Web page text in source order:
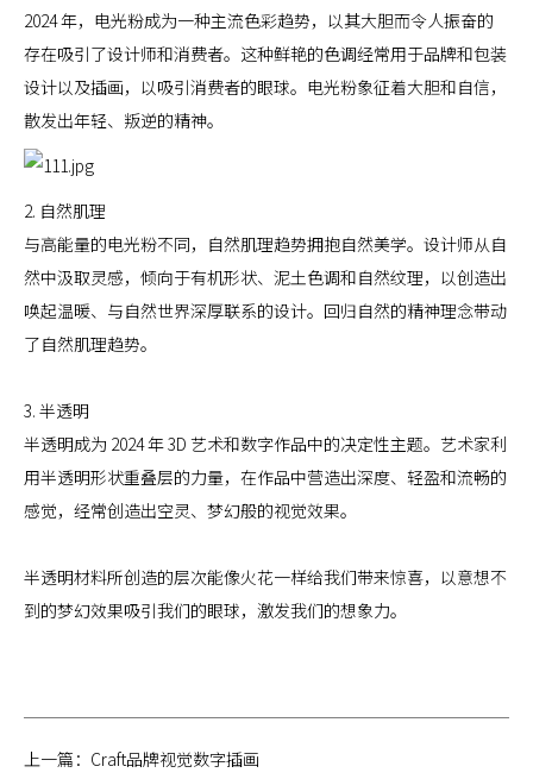
2024 年，电光粉成为一种主流色彩趋势，以其大胆而令人振奋的
存在吸引了设计师和消费者。这种鲜艳的色调经常用于品牌和包装
设计以及插画，以吸引消费者的眼球。电光粉象征着大胆和自信，
散发出年轻、叛逆的精神。
2. 自然肌理
与高能量的电光粉不同，自然肌理趋势拥抱自然美学。设计师从自
然中汲取灵感，倾向于有机形状、泥土色调和自然纹理，以创造出
唤起温暖、与自然世界深厚联系的设计。回归自然的精神理念带动
了自然肌理趋势。
3. 半透明
半透明成为 2024 年 3D 艺术和数字作品中的决定性主题。艺术家利
用半透明形状重叠层的力量，在作品中营造出深度、轻盈和流畅的
感觉，经常创造出空灵、梦幻般的视觉效果。
半透明材料所创造的层次能像火花一样给我们带来惊喜，以意想不
到的梦幻效果吸引我们的眼球，激发我们的想象力。
上一篇： Craft品牌视觉数字插画